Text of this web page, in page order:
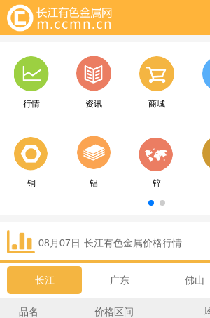
行情 资讯 商城
铜 铝 锌
08月07日 长江有色金属价格行情
长江 广东 佛山
品名 价格区间